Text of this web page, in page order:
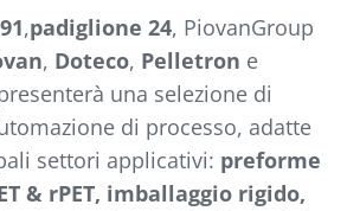
,padiglione 24, PiovanGroup
, Doteco, Pelletron e
una selezione di
di processo, adatte
settori applicativi: preforme
& rPET, imballaggio rigido,